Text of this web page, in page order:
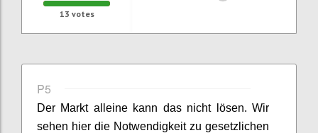
13 votes
P5
Der Markt alleine kann das nicht lösen. Wir
sehen hier die Notwendigkeit zu gesetzlichen